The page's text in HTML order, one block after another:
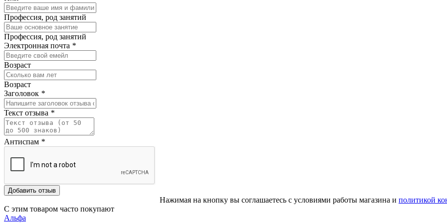
Профессия, род занятий
Профессия, род занятий
Электронная почта *
Возраст
Возраст
Заголовок *
Текст отзыва *
Антиспам *
Добавить отзыв
Нажимая на кнопку вы соглашаетесь с условиями работы магазина и политикой
С этим товаром часто покупают
Альфа